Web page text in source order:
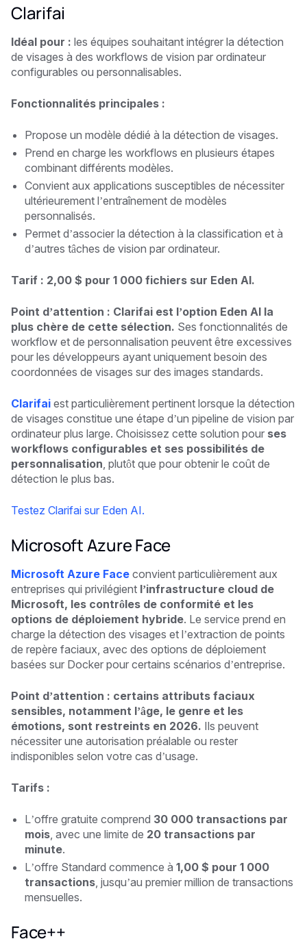
Clarifai
Idéal pour : les équipes souhaitant intégrer la détection
de visages à des workflows de vision par ordinateur
configurables ou personnalisables.
Fonctionnalités principales :
Propose un modèle dédié à la détection de visages.
Prend en charge les workflows en plusieurs étapes
combinant différents modèles.
Convient aux applications susceptibles de nécessiter
ultérieurement l’entraînement de modèles
personnalisés.
Permet d’associer la détection à la classification et à
d’autres tâches de vision par ordinateur.
Tarif : 2,00 $ pour 1 000 fichiers sur Eden AI.
Point d’attention : Clarifai est l’option Eden AI la
plus chère de cette sélection. Ses fonctionnalités de
workflow et de personnalisation peuvent être excessives
pour les développeurs ayant uniquement besoin des
coordonnées de visages sur des images standards.
Clarifai est particulièrement pertinent lorsque la détection
de visages constitue une étape d’un pipeline de vision par
ordinateur plus large. Choisissez cette solution pour ses
workflows configurables et ses possibilités de
personnalisation , plutôt que pour obtenir le coût de
détection le plus bas.
Testez Clarifai sur Eden AI.
Microsoft Azure Face
Microsoft Azure Face convient particulièrement aux
entreprises qui privilégient l’infrastructure cloud de
Microsoft, les contrôles de conformité et les
options de déploiement hybride. Le service prend en
charge la détection des visages et l’extraction de points
de repère faciaux, avec des options de déploiement
basées sur Docker pour certains scénarios d’entreprise.
Point d’attention : certains attributs faciaux
sensibles, notamment l’âge, le genre et les
émotions, sont restreints en 2026. Ils peuvent
nécessiter une autorisation préalable ou rester
indisponibles selon votre cas d’usage.
Tarifs :
L’offre gratuite comprend 30 000 transactions par
mois , avec une limite de 20 transactions par
minute.
L’offre Standard commence à 1,00 $ pour 1 000
transactions , jusqu’au premier million de transactions
mensuelles.
Face++